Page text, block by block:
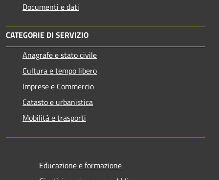
Documenti e dati
CATEGORIE DI SERVIZIO
Anagrafe e stato civile
Cultura e tempo libero
Imprese e Commercio
Catasto e urbanistica
Mobilità e trasporti
Educazione e formazione